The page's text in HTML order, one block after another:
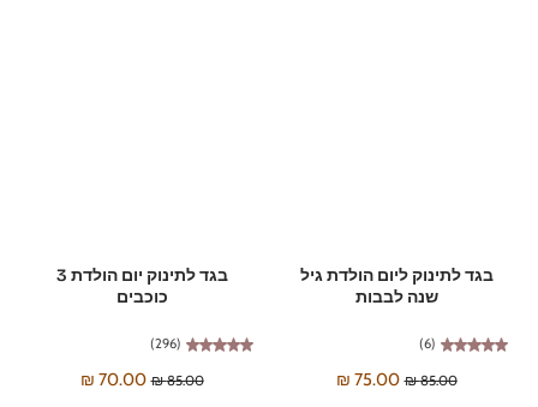
בגד לתינוק ליום הולדת גיל
שנה לבבות
(6)
85.00 ₪
75.00 ₪
בגד לתינוק יום הולדת 3
כוכבים
(296)
85.00 ₪
70.00 ₪